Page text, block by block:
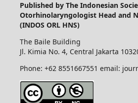
Published by The Indonesian
Otorhinolaryngologist Head and
(INDOS ORL HNS)
The Baile Building
Jl. Kimia No. 4, Central Jakarta
Phone: +62 8551667551 email: